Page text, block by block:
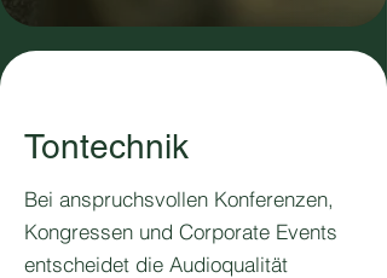
Tontechnik
Bei anspruchsvollen Konferenzen,
Kongressen und Corporate Events
entscheidet die Audioqualität